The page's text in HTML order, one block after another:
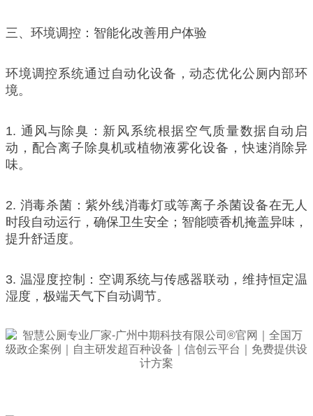
三、环境调控：智能化改善用户体验
环境调控系统通过自动化设备，动态优化公厕内部环
境。
1. 通风与除臭：新风系统根据空气质量数据自动启
动，配合离子除臭机或植物液雾化设备，快速消除异
味。
2. 消毒杀菌：紫外线消毒灯或等离子杀菌设备在无人
时段自动运行，确保卫生安全；智能喷香机掩盖异味，
提升舒适度。
3. 温湿度控制：空调系统与传感器联动，维持恒定温
湿度，极端天气下自动调节。